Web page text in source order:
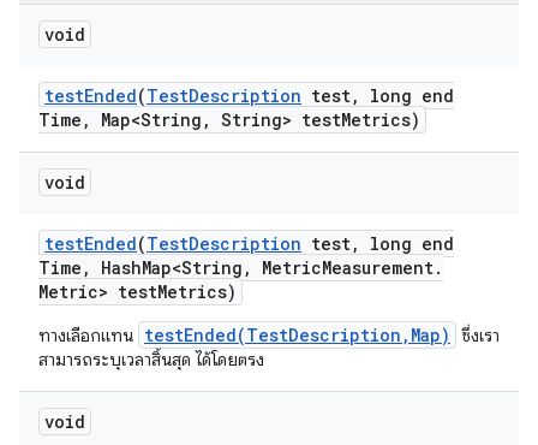
void
testEnded(TestDescription test,
long end
Time , Map<String , String> testMetrics)
void
testEnded(TestDescription test,
long end
Time , HashMap<String , MetricMeasurement.
Metric> testMetrics)
ทางเลือกแทน testEnded(TestDescription,Map)
ซึ่งเรา
สามารถระบุเวลาสิ้นสุด ได้โดยตรง
void